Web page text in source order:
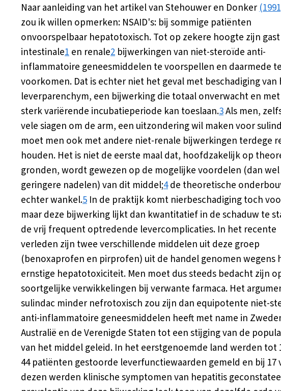
Naar aanleiding van het artikel van Stehouwer en Donker
zou ik willen opmerken: NSAID's: bij sommige patiënten
onvoorspelbaar hepatotoxisch. Tot op zekere hoogte zijn
intestinale1en renale2 bijwerkingen van niet-steroïde anti-
inflammatoire geneesmiddelen te voorspellen en daarmede
voorkomen. Dat is echter niet het geval met beschadiging van
leverparenchym, een bijwerking die totaal onverwacht en
sterk variërende incubatieperiode kan toeslaan.3Als men,
vele siagen om de arm, een uitzondering wil maken voor
moet men ook met andere niet-renale bijwerkingen terdege
houden. Het is niet de eerste maal dat, hoofdzakelijk op
gronden, wordt gewezen op de mogelijke voordelen (dan wel
geringere nadelen) van dit middel;4de theoretische
echter wankel.5 In de praktijk komt nierbeschadiging toch
maar deze bijwerking lijkt dan kwantitatief in de schaduw te
de vrij frequent optredende levercomplicaties. In het recente
verleden zijn twee verschillende middelen uit deze groep
(benoxaprofen en pirprofen) uit de handel genomen wegens
ernstige hepatotoxiciteit. Men moet dus steeds bedacht zijn
soortgelijke verwikkelingen bij verwante farmaca. Het
sulindac minder nefrotoxisch zou zijn dan equipotente niet-
anti-inflammatoire geneesmiddelen heeft met name in
Australië en de Verenigde Staten tot een stijging van de
van het middel geleid. In het eerstgenoemde land werden tot
44 patiënten gestoorde leverfunctiewaarden gemeld en bij 17
dezen werden klinische symptomen van hepatitis